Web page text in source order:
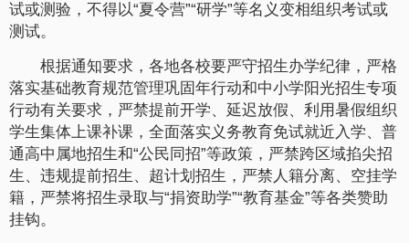
试或测验，不得以“夏令营”“研学”等名义变相组织考试或
测试。
根据通知要求，各地各校要严守招生办学纪律，严格
落实基础教育规范管理巩固年行动和中小学阳光招生专项
行动有关要求，严禁提前开学、延迟放假、利用暑假组织
学生集体上课补课，全面落实义务教育免试就近入学、普
通高中属地招生和“公民同招”等政策，严禁跨区域掐尖招
生、违规提前招生、超计划招生，严禁人籍分离、空挂学
籍，严禁将招生录取与“捐资助学”“教育基金”等各类赞助
挂钩。